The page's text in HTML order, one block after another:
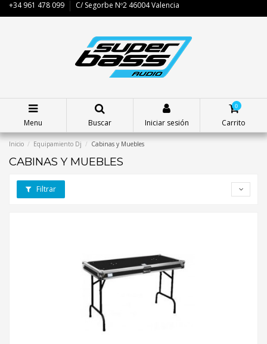
+34 961 478 099 C/ Segorbe Nº2 46004 Valencia
Menu Buscar Iniciar sesión
0
Carrito
Inicio Equipamiento Dj Cabinas y Muebles
CABINAS Y MUEBLES
Filtrar